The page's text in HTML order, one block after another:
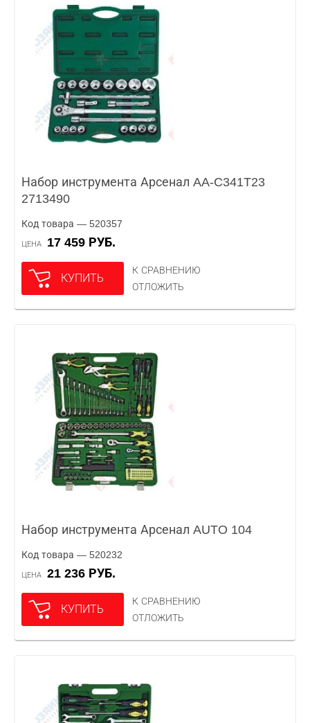
Набор инструмента Арсенал AA-C341T23
2713490
Код товара — 520357
ЦЕНА 17 459 РУБ.
КУПИТЬ
К СРАВНЕНИЮ
ОТЛОЖИТЬ
Набор инструмента Арсенал AUTO 104
Код товара — 520232
ЦЕНА 21 236 РУБ.
КУПИТЬ
К СРАВНЕНИЮ
ОТЛОЖИТЬ